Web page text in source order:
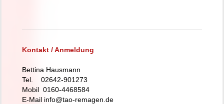
Kontakt / Anmeldung
Bettina Hausmann
Tel. 02642-901273
Mobil 0160-4468584
E-Mail info@tao-remagen.de